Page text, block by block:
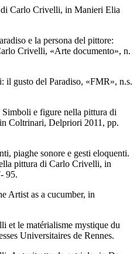
Carlo Crivelli, in Manieri Elia
e la persona del pittore:
Crivelli, «Arte documento», n.
gusto del Paradiso, «FMR», n.s.
e figure nella pittura di
Coltrinari, Delpriori 2011, pp.
piaghe sonore e gesti eloquenti.
pittura di Carlo Crivelli, in
95.
Artist as a cucumber, in
et le matérialisme mystique du
Universitaires de Rennes.